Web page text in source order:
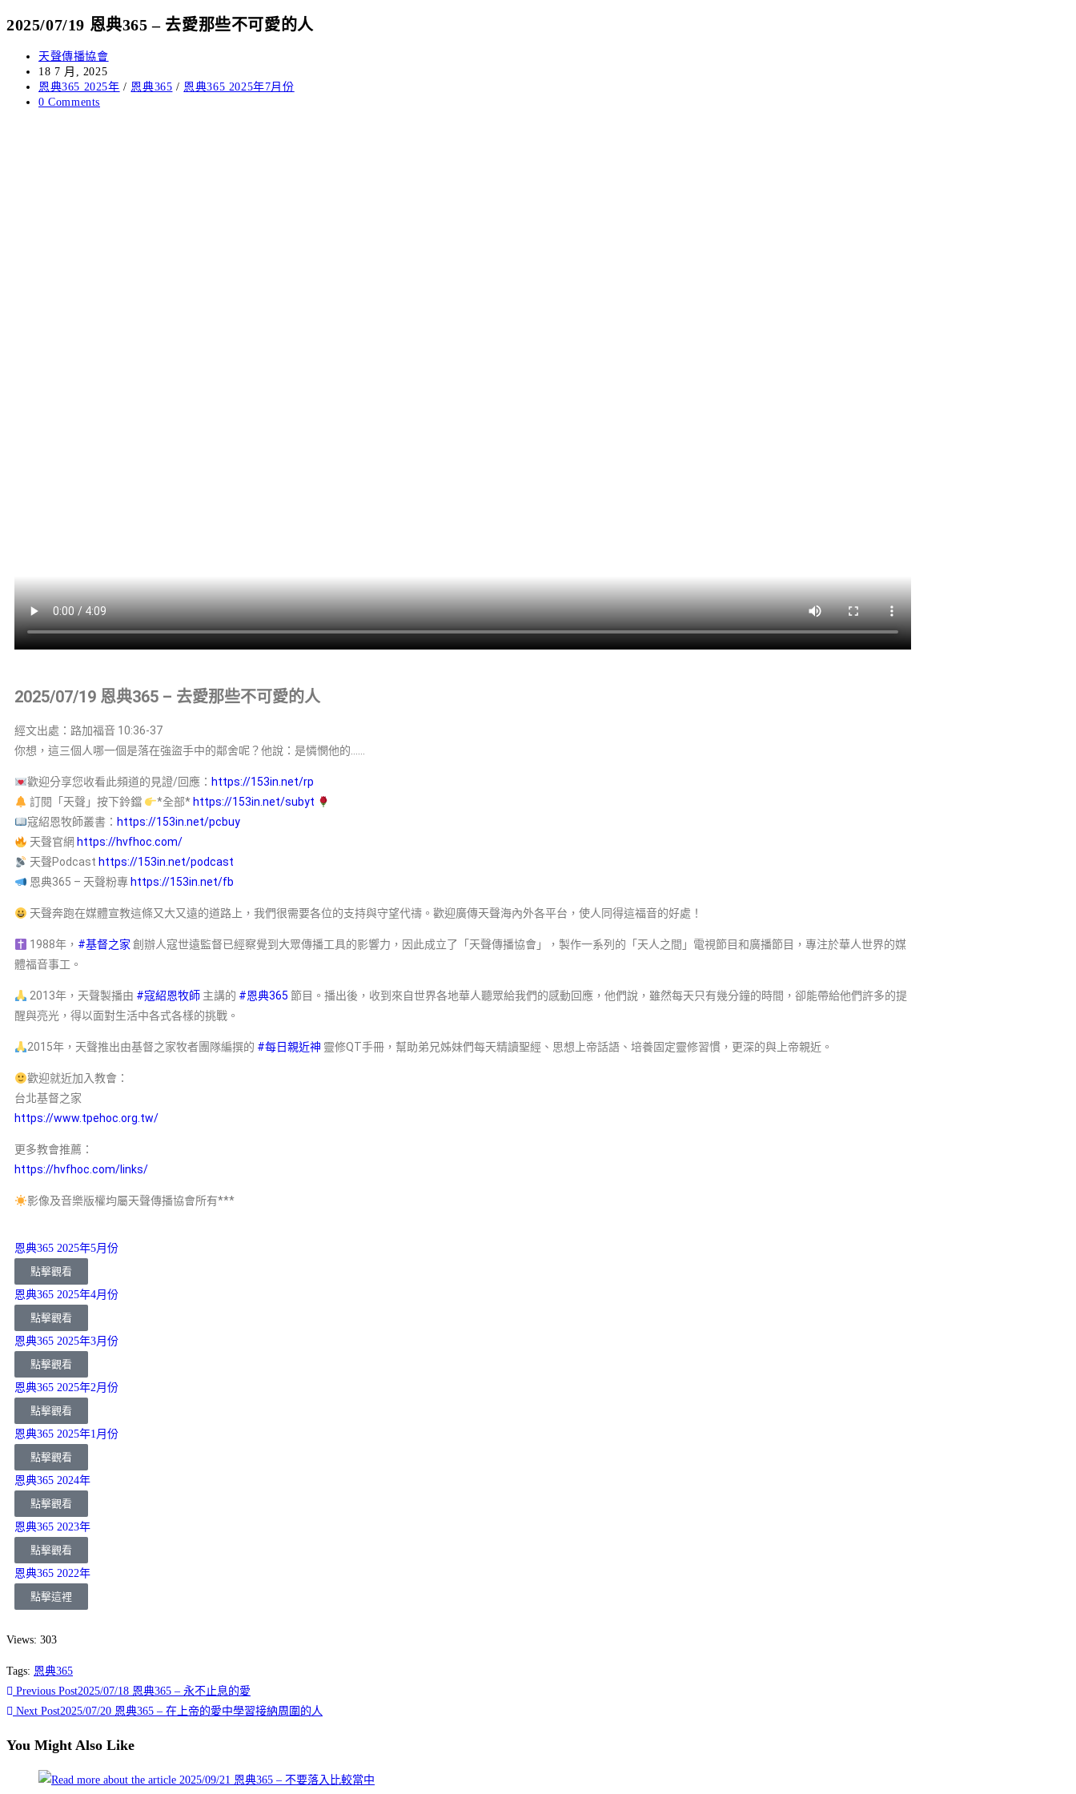
2025/07/19 恩典365 – 去愛那些不可愛的人
天聲傳播協會
18 7 月, 2025
恩典365 2025年 / 恩典365 / 恩典365 2025年7月份
0 Comments
2025/07/19 恩典365 – 去愛那些不可愛的人
經文出處：路加福音 10:36-37
你想，這三個人哪一個是落在強盜手中的鄰舍呢？他說：是憐憫他的……
歡迎分享您收看此頻道的見證/回應： https://153in.net/rp
訂閱「天聲」按下鈴鐺
*全部* https://153in.net/subyt
寇紹恩牧師叢書： https://153in.net/pcbuy
天聲官網 https://hvfhoc.com/
天聲Podcast https://153in.net/podcast
恩典365 – 天聲粉專 https://153in.net/fb
天聲奔跑在媒體宣教這條又大又遠的道路上，我們很需要各位的支持與守望代禱。歡迎廣傳天聲海內外各平台，使人同得這福音的好處！
1988年， #基督之家 創辦人寇世遠監督已經察覺到大眾傳播工具的影響力，因此成立了「天聲傳播協會」，製作一系列的「天人之間」電視節目和廣播節目，專注於華人世界的媒
體福音事工。
2013年，天聲製播由 #寇紹恩牧師 主講的 #恩典365 節目。播出後，收到來自世界各地華人聽眾給我們的感動回應，他們說，雖然每天只有幾分鐘的時間，卻能帶給他們許多的提
醒與亮光，得以面對生活中各式各樣的挑戰。
2015年，天聲推出由基督之家牧者團隊編撰的 #每日親近神 靈修QT手冊，幫助弟兄姊妹們每天精讀聖經、思想上帝話語、培養固定靈修習慣，更深的與上帝親近。
歡迎就近加入教會：
台北基督之家
https://www.tpehoc.org.tw/
更多教會推薦：
https://hvfhoc.com/links/
影像及音樂版權均屬天聲傳播協會所有***
恩典365 2025年5月份
點擊觀看
恩典365 2025年4月份
點擊觀看
恩典365 2025年3月份
點擊觀看
恩典365 2025年2月份
點擊觀看
恩典365 2025年1月份
點擊觀看
恩典365 2024年
點擊觀看
恩典365 2023年
點擊觀看
恩典365 2022年
點擊這裡
Views: 303
Tags: 恩典365
Previous Post2025/07/18 恩典365 – 永不止息的愛
Next Post2025/07/20 恩典365 – 在上帝的愛中學習接納周圍的人
You Might Also Like